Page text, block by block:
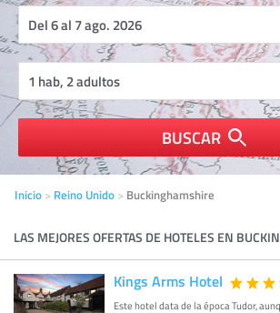
BUSCAR
Inicio Reino Unido Buckinghamshire
LAS MEJORES OFERTAS DE HOTELES EN
Kings Arms Hotel
Este hotel data de la época Tudor,